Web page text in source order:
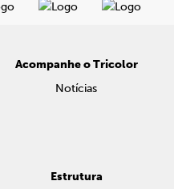
Acompanhe o Tricolor
Notícias
Estrutura